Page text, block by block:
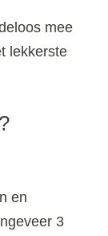
mee
lekkerste
en
3